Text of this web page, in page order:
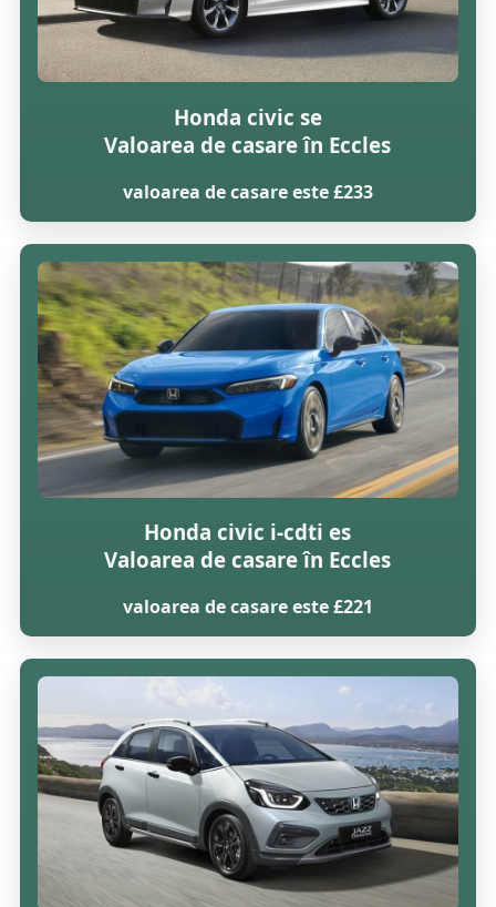
Honda civic se
Valoarea de casare în Eccles
valoarea de casare este £233
Honda civic i-cdti es
Valoarea de casare în Eccles
valoarea de casare este £221